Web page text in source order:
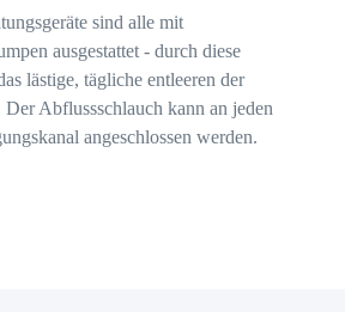
sind alle mit
ausgestattet - durch diese
lästige, tägliche entleeren der
Abflussschlauch kann an jeden
angeschlossen werden.